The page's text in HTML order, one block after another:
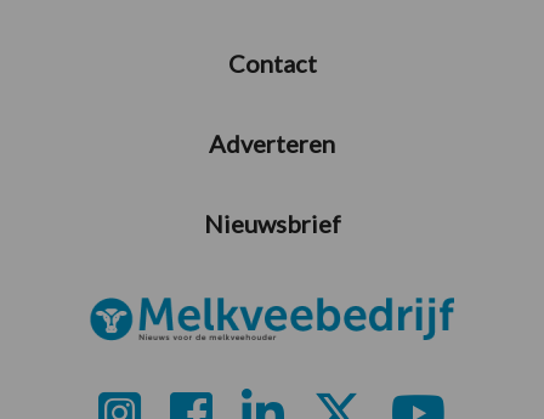
Contact
Adverteren
Nieuwsbrief